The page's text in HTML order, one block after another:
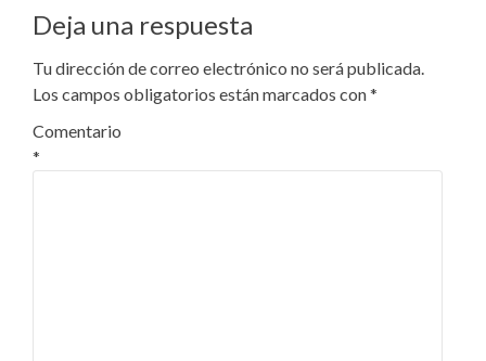
entradas
Deja una respuesta
Tu dirección de correo electrónico no será publicada.
Los campos obligatorios están marcados con*
Comentario
*